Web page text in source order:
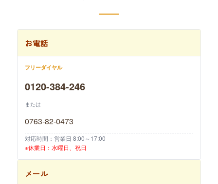
お電話
フリーダイヤル
0120-384-246
または
0763-82-0473
対応時間：営業日 8:00～17:00
※休業日：水曜日、祝日
メール